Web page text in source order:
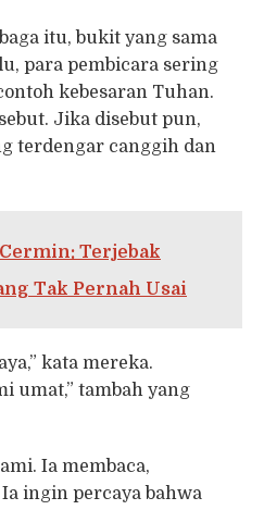
itu, bukit yang sama
para pembicara sering
kebesaran Tuhan.
Jika disebut pun,
terdengar canggih dan
Terjebak
Tak Pernah Usai
kata mereka.
umat,” tambah yang
Ia membaca,
ingin percaya bahwa